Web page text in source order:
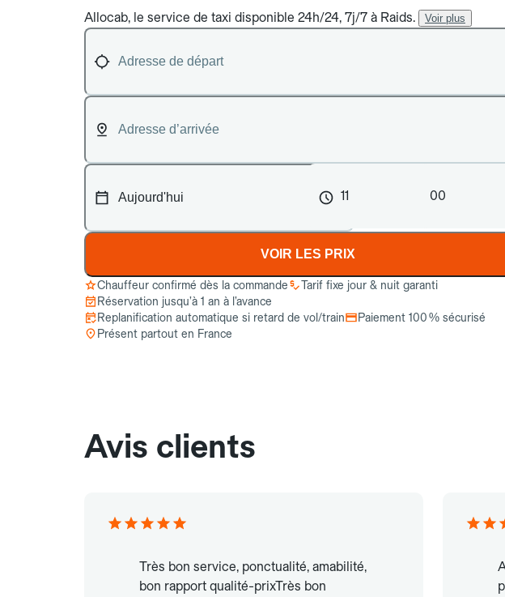
Allocab, le service de taxi disponible 24h/24, 7j/7 à Raids. Voir plus
11 00
VOIR LES PRIX
Chauffeur confirmé dès la commande
Tarif fixe jour & nuit garanti
Réservation jusqu’à 1 an à l’avance
Replanification automatique si retard de vol/train
Paiement 100 % sécurisé
Présent partout en France
Avis clients
Très bon service, ponctualité, amabilité,
bon rapport qualité-prixTrès bon